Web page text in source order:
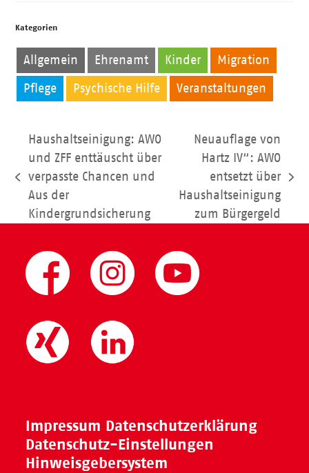
Kategorien
Allgemein Ehrenamt Kinder Migration
Pflege Psychische Hilfe Veranstaltungen
vorheriger
Beitrag:
Haushaltseinigung: AWO
und ZFF enttäuscht über
verpasste Chancen und
Aus der
Kindergrundsicherung
Nächster
Beitrag:
Neuauflage von
Hartz IV“: AWO
entsetzt über
Haushaltseinigung
zum Bürgergeld
Impressum Datenschutzerklärung
Datenschutz-Einstellungen
Hinweisgebersystem